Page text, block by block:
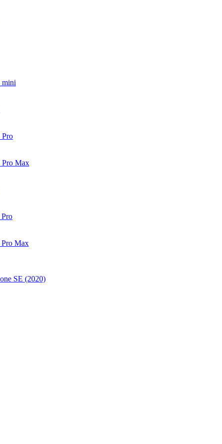
mini
Pro
Pro Max
Pro Max
SE (2020)